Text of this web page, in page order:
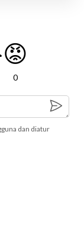
😡
0
dan diatur